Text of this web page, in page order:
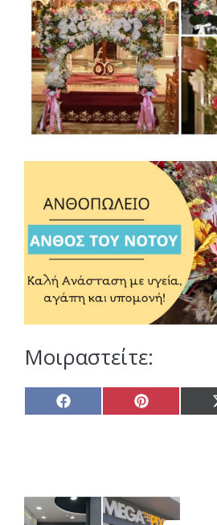
Μοιραστείτε:
Share
on
Share
on